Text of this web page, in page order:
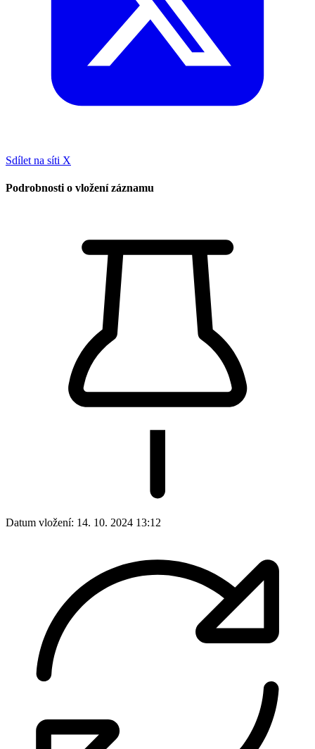
Sdílet na síti X
Podrobnosti o vložení záznamu
Datum vložení: 14. 10. 2024 13:12